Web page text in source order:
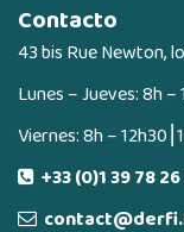
Contacto
43 bis Rue Newton,
Lunes – Jueves: 8h –
Viernes: 8h –
+33 (0)1 39 78 26